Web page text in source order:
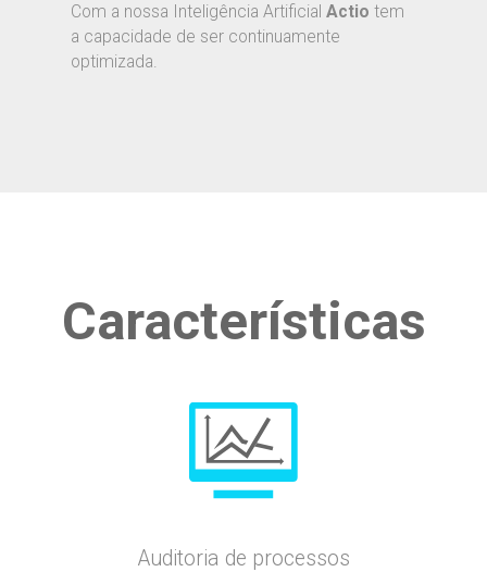
Com a nossa Inteligência Artificial Actio tem
a capacidade de ser continuamente
optimizada.
Características
Auditoria de processos